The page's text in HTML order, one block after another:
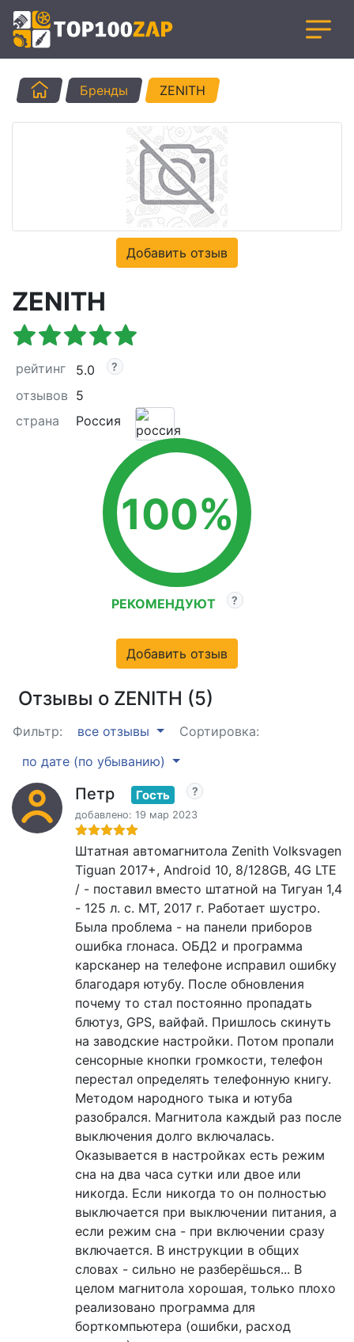
ГлавнаяБренды ZENITH
Добавить отзыв
ZENITH
рейтинг
5.0
отзывов 5
страна
Россия
100%
РЕКОМЕНДУЮТ
Добавить отзыв
Отзывы о ZENITH (5)
Фильтр: все отзывы
Сортировка:
по дате (по убыванию)
Петр Гость
добавлено: 19 мар 2023
Штатная автомагнитола Zenith Volksvagen
Tiguan 2017+, Android 10, 8/128GB, 4G LTE
/ - поставил вместо штатной на Тигуан 1,4
- 125 л. с. МТ, 2017 г. Работает шустро.
Была проблема - на панели приборов
ошибка глонаса. ОБД2 и программа
карсканер на телефоне исправил ошибку
благодаря ютубу. После обновления
почему то стал постоянно пропадать
блютуз, GPS, вайфай. Пришлось скинуть
на заводские настройки. Потом пропали
сенсорные кнопки громкости, телефон
перестал определять телефонную книгу.
Методом народного тыка и ютуба
разобрался. Магнитола каждый раз после
выключения долго включалась.
Оказывается в настройках есть режим
сна на два часа сутки или двое или
никогда. Если никогда то он полностью
выключается при выключении питания, а
если режим сна - при включении сразу
включается. В инструкции в общих
словах - сильно не разберёшься... В
целом магнитола хорошая, только плохо
реализовано программа для
борткомпьютера (ошибки, расход